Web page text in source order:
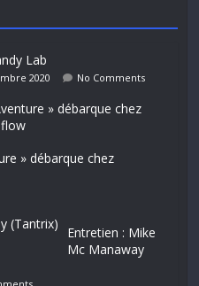
Lab
2020 No Comments
» débarque chez
Entretien : Mike
Mc Manaway